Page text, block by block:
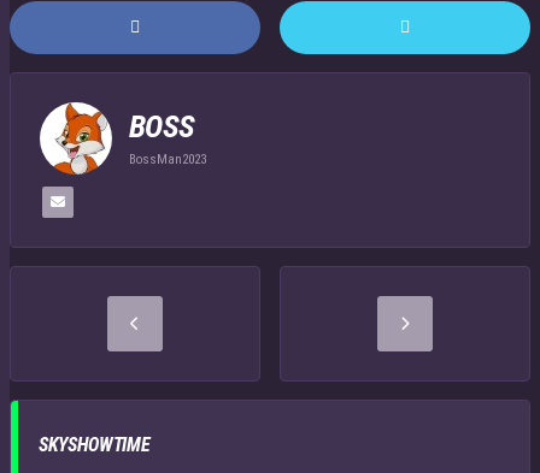
BOSS
BossMan2023
SKYSHOWTIME